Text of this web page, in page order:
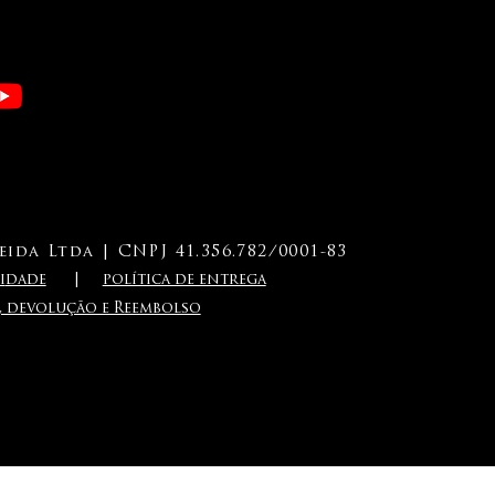
Ltda | CNPJ 41.356.782/0001-83
dade
política de entrega
e Reembolso